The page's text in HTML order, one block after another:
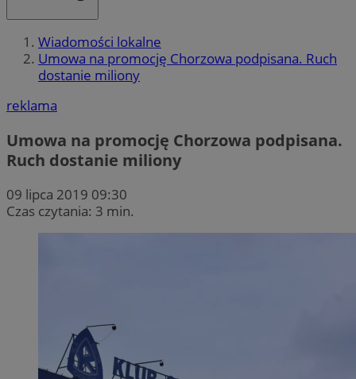
Wiadomości lokalne
Umowa na promocję Chorzowa podpisana. Ruch
dostanie miliony
reklama
Umowa na promocję Chorzowa podpisana.
Ruch dostanie miliony
09 lipca 2019 09:30
Czas czytania: 3 min.